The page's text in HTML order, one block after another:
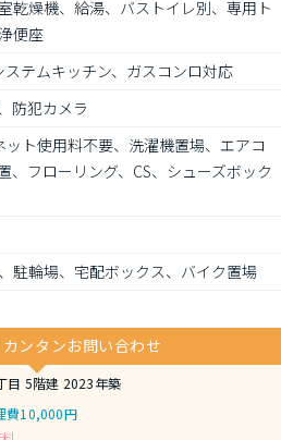
乾燥機、給湯、バストイレ別、専用ト
便座
ステムキッチン、ガスコンロ対応
防犯カメラ
ット使用料不要、洗濯機置場、エアコ
、フローリング、CS、シューズボック
駐輪場、宅配ボックス、バイク置場
ンタンお問い合わせ
目 5階建 2023年築
費10,000円